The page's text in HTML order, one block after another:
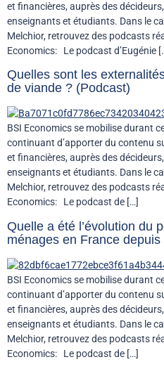
et financières, auprès des
enseignants et étudiants. Dans le
Melchior, retrouvez des podcasts
Economics: Le podcast d’Eugénie
Quelles sont les
de viande ? (Podcast)
BSI Economics se mobilise durant
continuant d’apporter du contenu
et financières, auprès des
enseignants et étudiants. Dans le
Melchior, retrouvez des podcasts
Economics: Le podcast de […]
Quelle a été l’évolution du
ménages en France
BSI Economics se mobilise durant
continuant d’apporter du contenu
et financières, auprès des
enseignants et étudiants. Dans le
Melchior, retrouvez des podcasts
Economics: Le podcast de […]